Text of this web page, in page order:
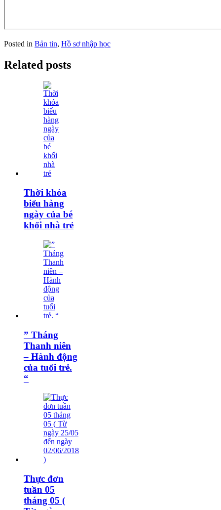
Posted in Bản tin, Hồ sơ nhập học
Related posts
Thời khóa
biểu hàng
ngày của bé
khối nhà trẻ
” Tháng
Thanh niên
– Hành động
của tuổi trẻ.
“
Thực đơn
tuần 05
tháng 05 (